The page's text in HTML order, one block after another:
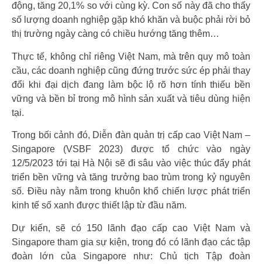
động, tăng 20,1% so với cùng kỳ. Con số này đã cho thấy
số lượng doanh nghiệp gặp khó khăn và buộc phải rời bỏ
thị trường ngày càng có chiều hướng tăng thêm…
Thực tế, không chỉ riêng Việt Nam, mà trên quy mô toàn
cầu, các doanh nghiệp cũng đứng trước sức ép phải thay
đổi khi đại dịch đang làm bộc lộ rõ hơn tính thiếu bền
vững và bền bỉ trong mô hình sản xuất và tiêu dùng hiện
tại.
Trong bối cảnh đó, Diễn đàn quản trị cấp cao Việt Nam –
Singapore (VSBF 2023) được tổ chức vào ngày
12/5/2023 tới tại Hà Nội sẽ đi sâu vào việc thúc đẩy phát
triển bền vững và tăng trưởng bao trùm trong kỷ nguyên
số. Điều này nằm trong khuôn khổ chiến lược phát triển
kinh tế số xanh được thiết lập từ đầu năm.
Dự kiến, sẽ có 150 lãnh đạo cấp cao Việt Nam và
Singapore tham gia sự kiện, trong đó có lãnh đạo các tập
đoàn lớn của Singapore như: Chủ tịch Tập đoàn